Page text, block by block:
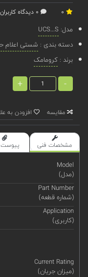
مدل: UCS...S
دسته بندی : شستی اعلام
برند :کرومامک
-
+
مقایسه افزودن به
مشخصات فنی
Model
(مدل)
Part Number
(شماره قطعه)
Application
(کاربری)
Current Rating
(میزان جریان)